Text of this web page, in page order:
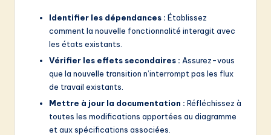
Identifier les dépendances : Établissez
comment la nouvelle fonctionnalité interagit avec
les états existants.
Vérifier les effets secondaires : Assurez-vous
que la nouvelle transition n’interrompt pas les flux
de travail existants.
Mettre à jour la documentation : Réfléchissez à
toutes les modifications apportées au diagramme
et aux spécifications associées.